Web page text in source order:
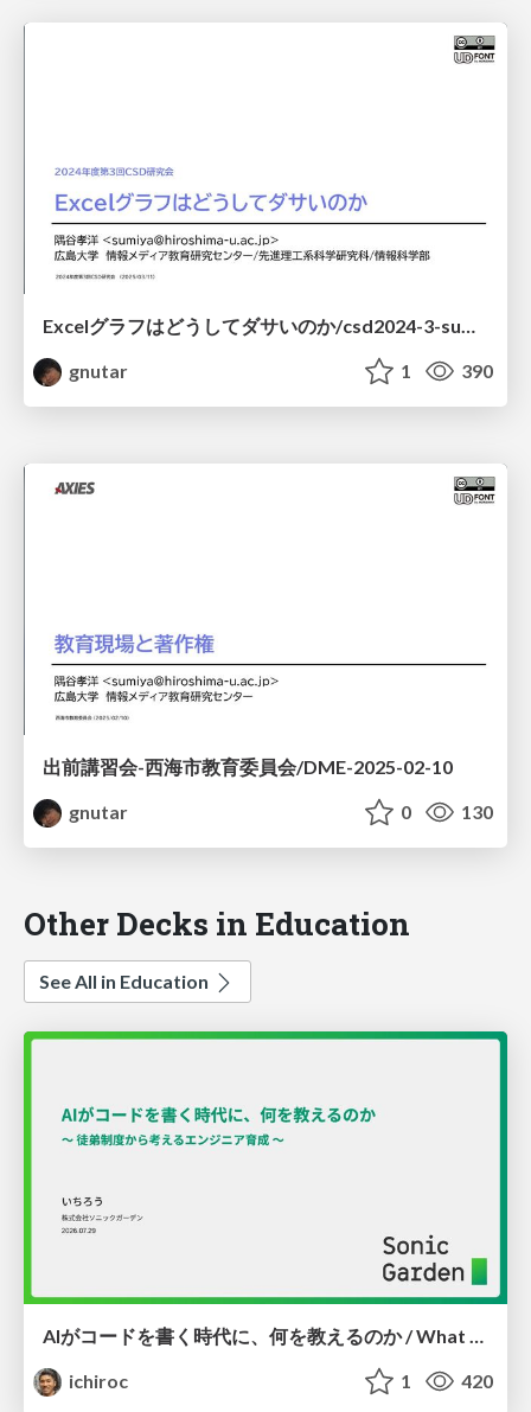
Excelグラフはどうしてダサいのか/csd2024-3-sumiya
gnutar
1 390
出前講習会-西海市教育委員会/DME-2025-02-10
gnutar
0 130
Other Decks in Education
See All in Education
ichiroc
1 420